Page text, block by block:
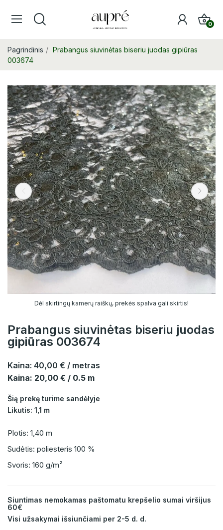
0
Pagrindinis
Prabangus siuvinėtas biseriu juodas gipiūras
003674
Dėl skirtingų kamerų raiškų, prekės spalva gali skirtis!
Prabangus siuvinėtas biseriu juodas
gipiūras 003674
Kaina: 40,00 € / metras
Kaina: 20,00 € / 0.5 m
Šią prekę turime sandėlyje
Likutis: 1,1 m
Plotis: 1,40 m
Sudėtis: poliesteris 100 %
Svoris: 160 g/m²
Siuntimas nemokamas paštomatu krepšelio sumai viršijus
60€
Visi užsakymai išsiunčiami per 2-5 d. d.